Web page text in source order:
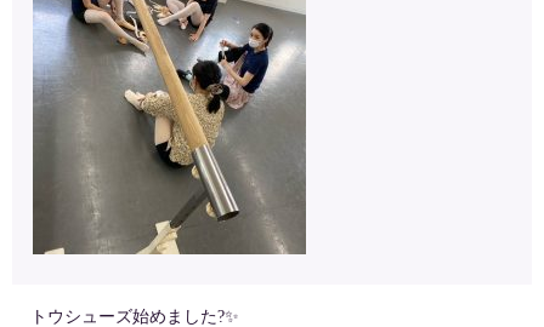
トウシューズ始めました?✨